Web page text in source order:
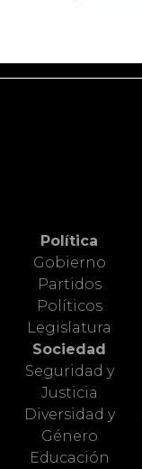
Política
Gobierno
Partidos
Políticos
Legislatura
Sociedad
Seguridad y
Justicia
Diversidad y
Género
Educación